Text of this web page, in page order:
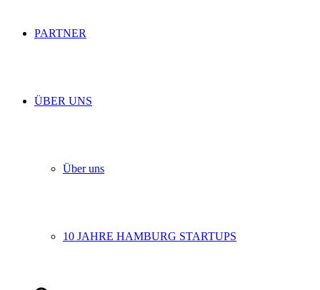
PARTNER
ÜBER UNS
Über uns
10 JAHRE HAMBURG STARTUPS